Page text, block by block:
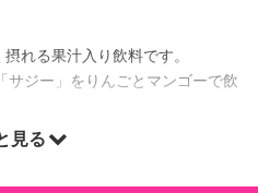
れる果汁入り飲料です。
ジー」をりんごとマンゴーで飲
ートします。
見る